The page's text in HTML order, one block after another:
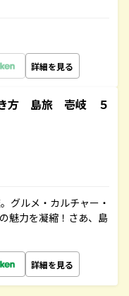
詳細を見る
方 島旅 壱岐 ５
グルメ・カルチャー・
魅力を凝縮！さあ、島
詳細を見る